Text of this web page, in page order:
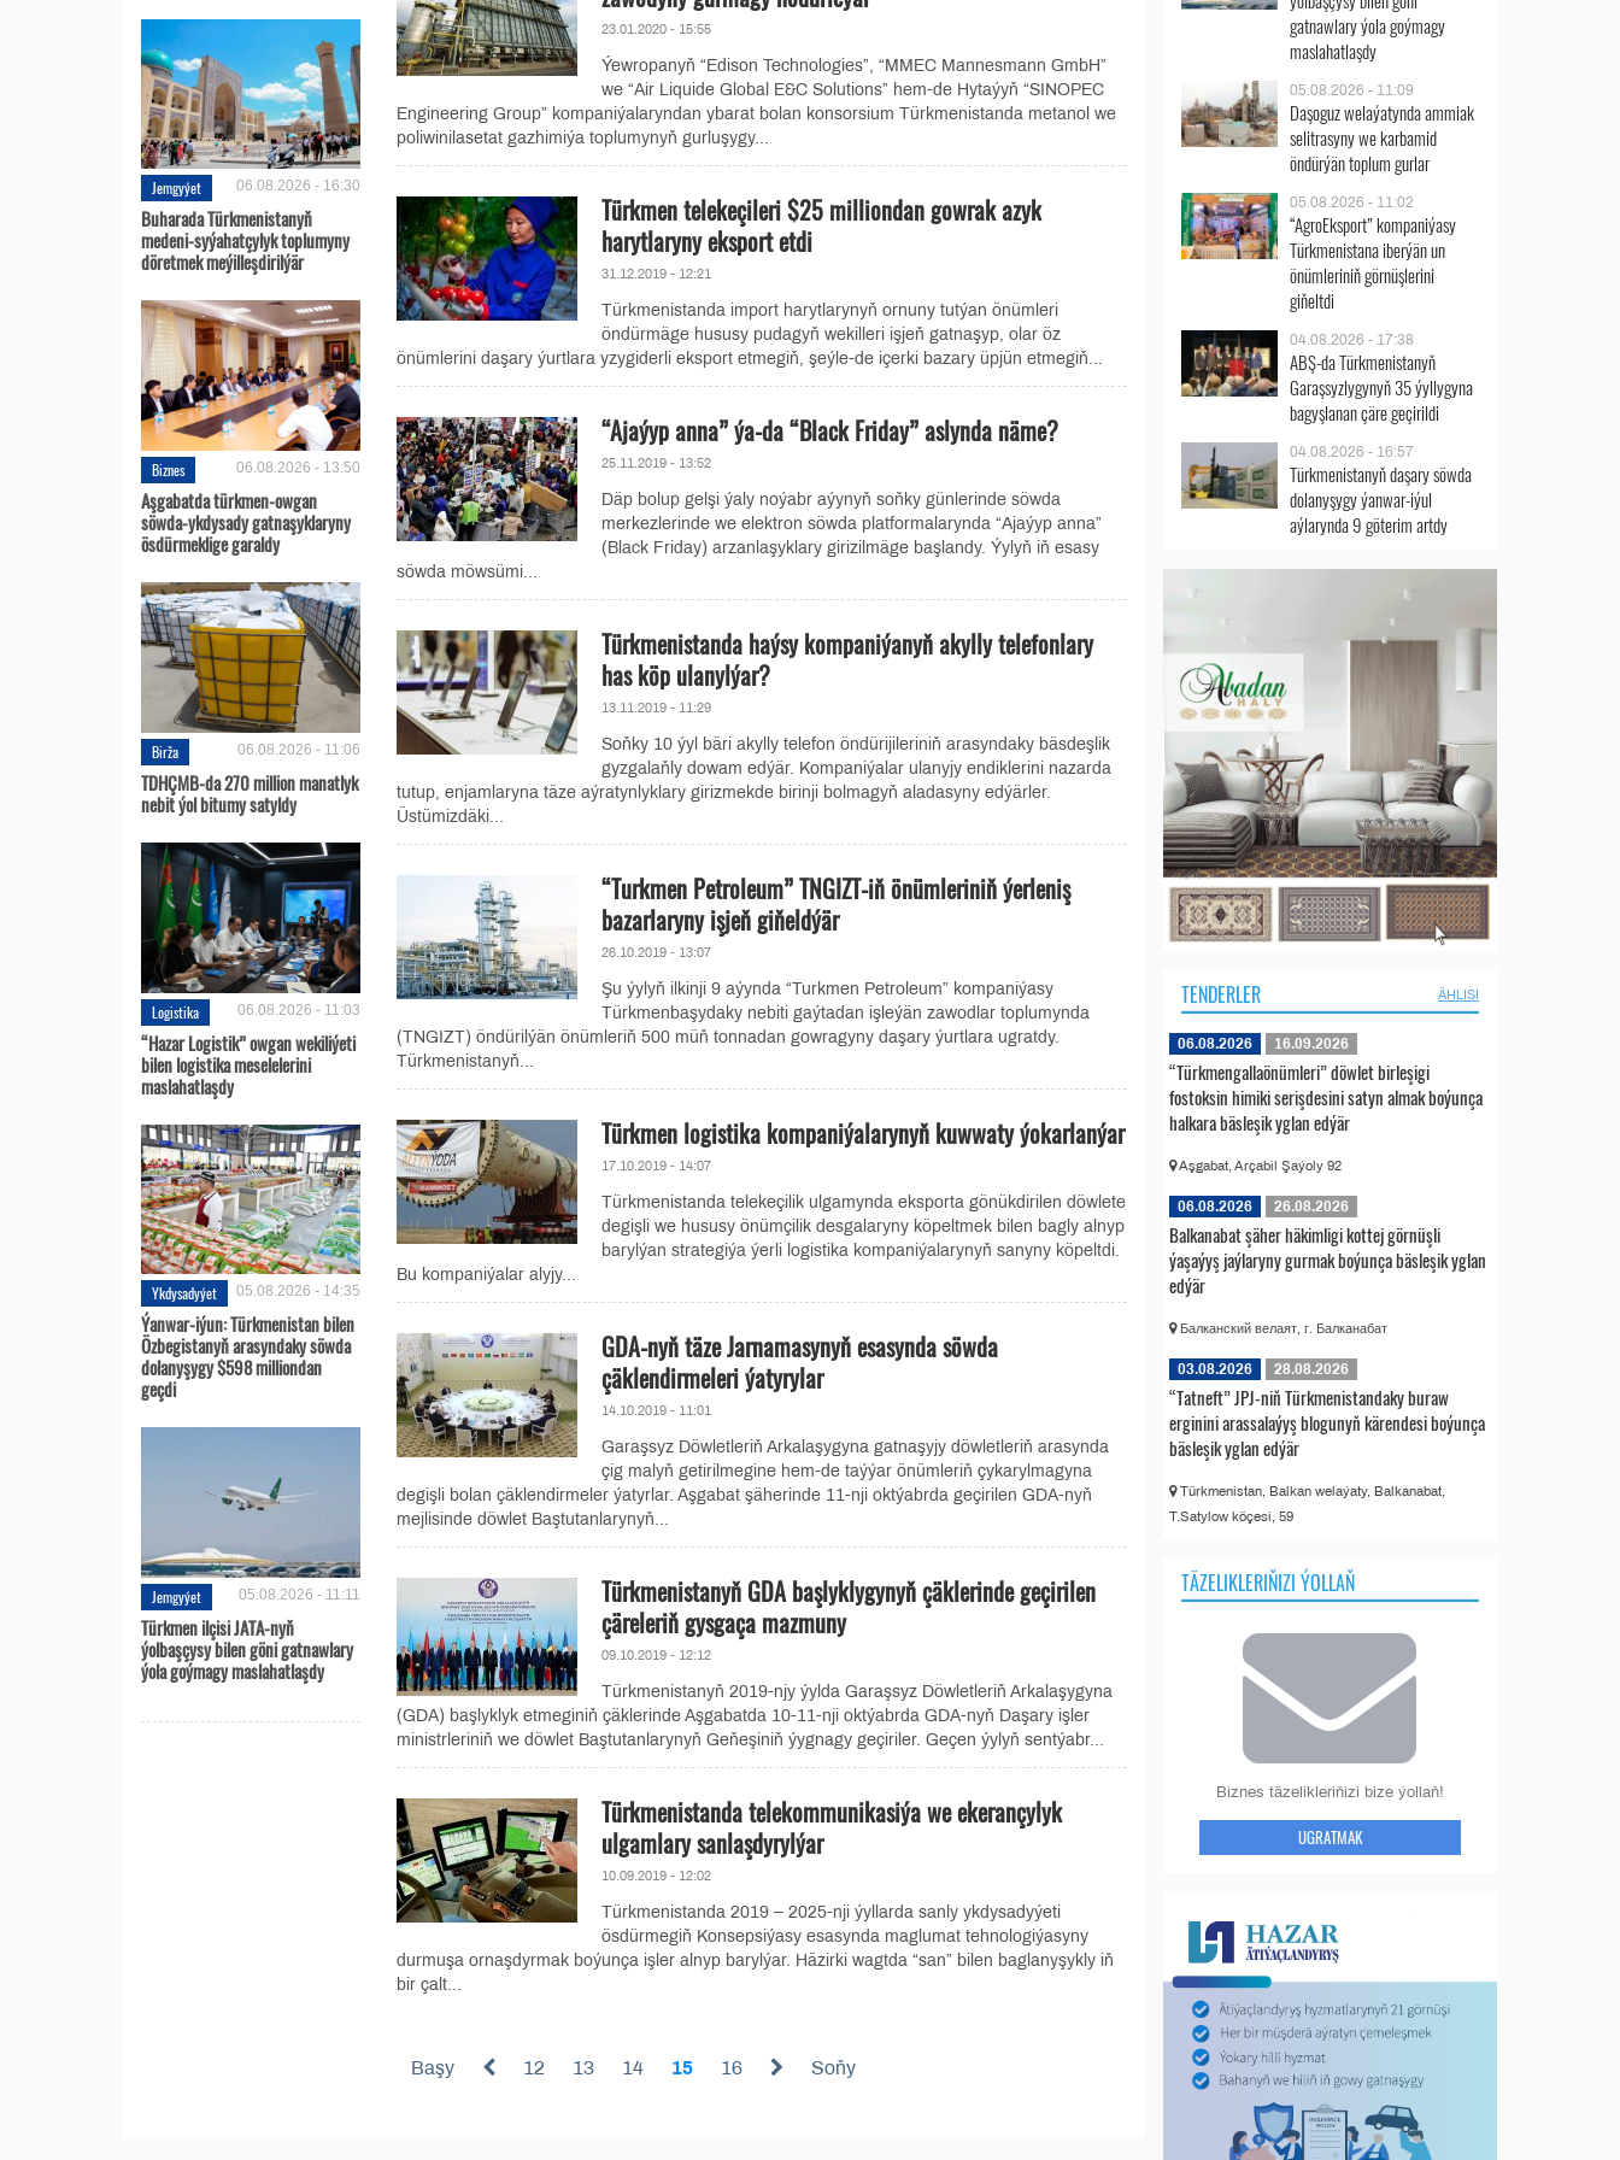
Jemgyýet 06.08.2026 - 16:30
Buharada Türkmenistanyň
medeni-syýahatçylyk toplumyny
döretmek meýilleşdirilýär
Biznes 06.08.2026 - 13:50
Aşgabatda türkmen-owgan
söwda-ykdysady gatnaşyklaryny
ösdürmeklige garaldy
Birža 06.08.2026 - 11:06
TDHÇMB-da 270 million manatlyk
nebit ýol bitumy satyldy
Logistika 06.08.2026 - 11:03
“Hazar Logistik” owgan wekiliýeti
bilen logistika meselelerini
maslahatlaşdy
Ykdysadyýet 05.08.2026 - 14:35
Ýanwar-iýun: Türkmenistan bilen
Özbegistanyň arasyndaky söwda
dolanyşygy $598 milliondan
geçdi
Jemgyýet 05.08.2026 - 11:11
Türkmen ilçisi JATA-nyň
ýolbaşçysy bilen göni gatnawlary
ýola goýmagy maslahatlaşdy
23.01.2020 - 15:55
Ýewropanyň “Edison Technologies”, “MMEC Mannesmann GmbH”
we “Air Liquide Global E&C Solutions” hem-de Hytaýyň “SINOPEC
Engineering Group” kompaniýalaryndan ybarat bolan konsorsium Türkmenistanda metanol we
poliwinilasetat gazhimiýa toplumynyň gurluşygy...
Türkmen telekeçileri $25 milliondan gowrak azyk
harytlaryny eksport etdi
31.12.2019 - 12:21
Türkmenistanda import harytlarynyň ornuny tutýan önümleri
öndürmäge hususy pudagyň wekilleri işjeň gatnaşyp, olar öz
önümlerini daşary ýurtlara yzygiderli eksport etmegiň, şeýle-de içerki bazary üpjün etmegiň...
“Ajaýyp anna” ýa-da “Black Friday” aslynda näme?
25.11.2019 - 13:52
Däp bolup gelşi ýaly noýabr aýynyň soňky günlerinde söwda
merkezlerinde we elektron söwda platformalarynda “Ajaýyp anna”
(Black Friday) arzanlaşyklary girizilmäge başlandy. Ýylyň iň esasy
söwda möwsümi...
Türkmenistanda haýsy kompaniýanyň akylly telefonlary
has köp ulanylýar?
13.11.2019 - 11:29
Soňky 10 ýyl bäri akylly telefon öndürijileriniň arasyndaky bäsdeşlik
gyzgalaňly dowam edýär. Kompaniýalar ulanyjy endiklerini nazarda
tutup, enjamlaryna täze aýratynlyklary girizmekde birinji bolmagyň aladasyny edýärler.
Üstümizdäki...
“Turkmen Petroleum” TNGIZT-iň önümleriniň ýerleniş
bazarlaryny işjeň giňeldýär
26.10.2019 - 13:07
Şu ýylyň ilkinji 9 aýynda “Turkmen Petroleum” kompaniýasy
Türkmenbaşydaky nebiti gaýtadan işleýän zawodlar toplumynda
(TNGIZT) öndürilýän önümleriň 500 müň tonnadan gowragyny daşary ýurtlara ugratdy.
Türkmenistanyň...
Türkmen logistika kompaniýalarynyň kuwwaty ýokarlanýar
17.10.2019 - 14:07
Türkmenistanda telekeçilik ulgamynda eksporta gönükdirilen döwlete
degişli we hususy önümçilik desgalaryny köpeltmek bilen bagly alnyp
barylýan strategiýa ýerli logistika kompaniýalarynyň sanyny köpeltdi.
Bu kompaniýalar alyjy...
GDA-nyň täze Jarnamasynyň esasynda söwda
çäklendirmeleri ýatyrylar
14.10.2019 - 11:01
Garaşsyz Döwletleriň Arkalaşygyna gatnaşyjy döwletleriň arasynda
çig malyň getirilmegine hem-de taýýar önümleriň çykarylmagyna
degişli bolan çäklendirmeler ýatyrlar. Aşgabat şäherinde 11-nji oktýabrda geçirilen GDA-nyň
mejlisinde döwlet Baştutanlarynyň...
Türkmenistanyň GDA başlyklygynyň çäklerinde geçirilen
çäreleriň gysgaça mazmuny
09.10.2019 - 12:12
Türkmenistanyň 2019-njy ýylda Garaşsyz Döwletleriň Arkalaşygyna
(GDA) başlyklyk etmeginiň çäklerinde Aşgabatda 10-11-nji oktýabrda GDA-nyň Daşary işler
ministrleriniň we döwlet Baştutanlarynyň Geňeşiniň ýygnagy geçiriler. Geçen ýylyň sentýabr...
Türkmenistanda telekommunikasiýa we ekerançylyk
ulgamlary sanlaşdyrylýar
10.09.2019 - 12:02
Türkmenistanda 2019 – 2025-nji ýyllarda sanly ykdysadyýeti
ösdürmegiň Konsepsiýasy esasynda maglumat tehnologiýasyny
durmuşa ornaşdyrmak boýunça işler alnyp barylýar. Häzirki wagtda “san” bilen baglanyşykly iň
bir çalt...
Başy 12 13 14 15 16 Soňy
gatnawlary ýola goýmagy
maslahatlaşdy
05.08.2026 - 11:09
Daşoguz welaýatynda ammiak
selitrasyny we karbamid
öndürýän toplum gurlar
05.08.2026 - 11:02
“AgroEksport” kompaniýasy
Türkmenistana iberýän un
önümleriniň görnüşlerini
giňeltdi
04.08.2026 - 17:38
ABŞ-da Türkmenistanyň
Garaşsyzlygynyň 35 ýyllygyna
bagyşlanan çäre geçirildi
04.08.2026 - 16:57
Türkmenistanyň daşary söwda
dolanyşygy ýanwar-iýul
aýlarynda 9 göterim artdy
TENDERLER ÄHLISI
06.08.2026 16.09.2026
“Türkmengallaönümleri” döwlet birleşigi
fostoksin himiki serişdesini satyn almak boýunça
halkara bäsleşik yglan edýär
Aşgabat, Arçabil Şaýoly 92
06.08.2026 26.08.2026
Balkanabat şäher häkimligi kottej görnüşli
ýaşaýyş jaýlaryny gurmak boýunça bäsleşik yglan
edýär
Балканский велаят, г. Балканабат
03.08.2026 28.08.2026
“Tatneft” JPJ-niň Türkmenistandaky buraw
erginini arassalaýyş blogunyň kärendesi boýunça
bäsleşik yglan edýär
Türkmenistan, Balkan welaýaty, Balkanabat,
T.Satylow köçesi, 59
TÄZELIKLERIŇIZI ÝOLLAŇ
Biznes täzelikleriňizi bize ýollaň!
UGRATMAK